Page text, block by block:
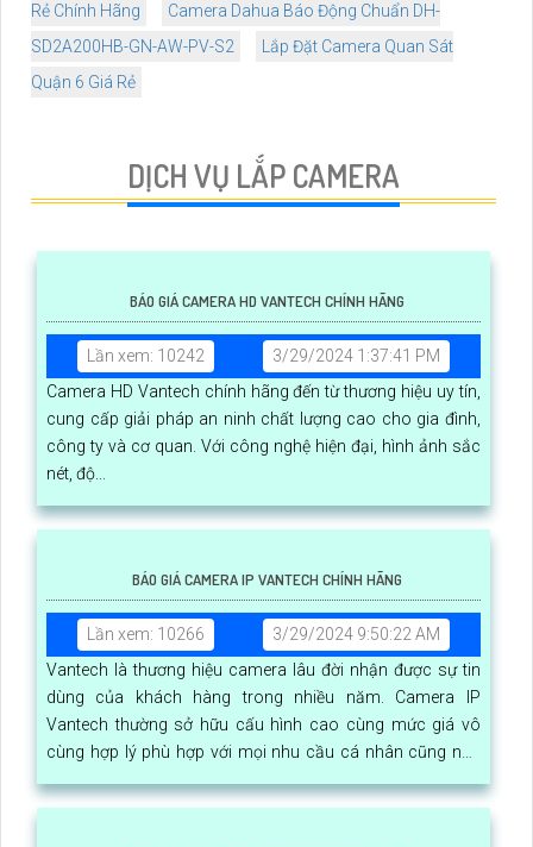
Rẻ Chính Hãng
Camera Dahua Báo Động Chuẩn DH-
SD2A200HB-GN-AW-PV-S2
Lắp Đặt Camera Quan Sát
Quận 6 Giá Rẻ
DỊCH VỤ LẮP CAMERA
BÁO GIÁ CAMERA HD VANTECH CHÍNH HÃNG
Lần xem: 10242
3/29/2024 1:37:41 PM
Camera HD Vantech chính hãng đến từ thương hiệu uy tín,
cung cấp giải pháp an ninh chất lượng cao cho gia đình,
công ty và cơ quan. Với công nghệ hiện đại, hình ảnh sắc
nét, độ...
BÁO GIÁ CAMERA IP VANTECH CHÍNH HÃNG
Lần xem: 10266
3/29/2024 9:50:22 AM
Vantech là thương hiệu camera lâu đời nhận được sự tin
dùng của khách hàng trong nhiều năm. Camera IP
Vantech thường sở hữu cấu hình cao cùng mức giá vô
cùng hợp lý phù hợp với mọi nhu cầu cá nhân cũng như